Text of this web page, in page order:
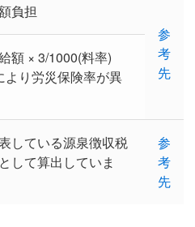
負担
参
考
先
額 × 3/1000(料率)
より労災保険率が異
している源泉徴収税
して算出していま
参
考
先